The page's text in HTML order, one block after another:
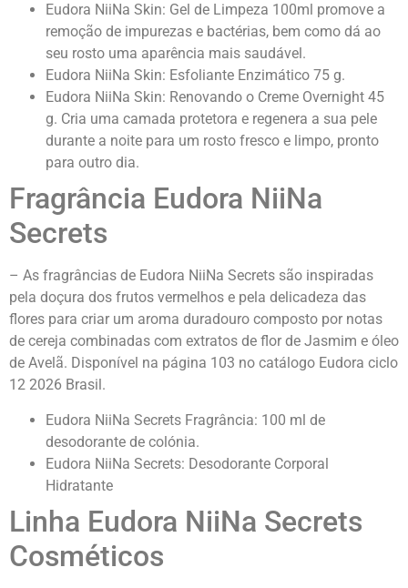
Eudora NiiNa Skin: Gel de Limpeza 100ml promove a
remoção de impurezas e bactérias, bem como dá ao
seu rosto uma aparência mais saudável.
Eudora NiiNa Skin: Esfoliante Enzimático 75 g.
Eudora NiiNa Skin: Renovando o Creme Overnight 45
g. Cria uma camada protetora e regenera a sua pele
durante a noite para um rosto fresco e limpo, pronto
para outro dia.
Fragrância Eudora NiiNa
Secrets
– As fragrâncias de Eudora NiiNa Secrets são inspiradas
pela doçura dos frutos vermelhos e pela delicadeza das
flores para criar um aroma duradouro composto por notas
de cereja combinadas com extratos de flor de Jasmim e óleo
de Avelã. Disponível na página 103 no catálogo Eudora ciclo
12 2026 Brasil.
Eudora NiiNa Secrets Fragrância: 100 ml de
desodorante de colónia.
Eudora NiiNa Secrets: Desodorante Corporal
Hidratante
Linha Eudora NiiNa Secrets
Cosméticos